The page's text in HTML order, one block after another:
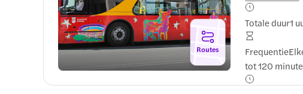
Routes
Totale duur1
Frequentie
tot 120